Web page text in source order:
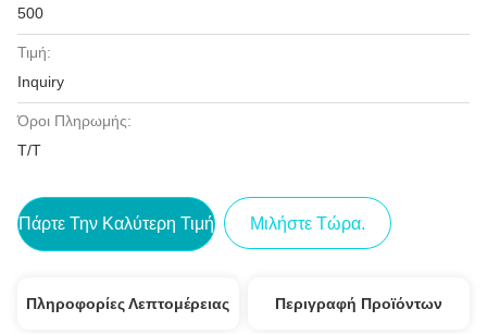
500
Τιμή:
Inquiry
Όροι Πληρωμής:
Τ/Τ
Πάρτε Την Καλύτερη Τιμή Μιλήστε Τώρα.
Πληροφορίες Λεπτομέρειας Περιγραφή Προϊόντων